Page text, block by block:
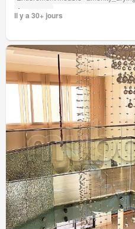
Ascenseur
Il y a 30+ jours